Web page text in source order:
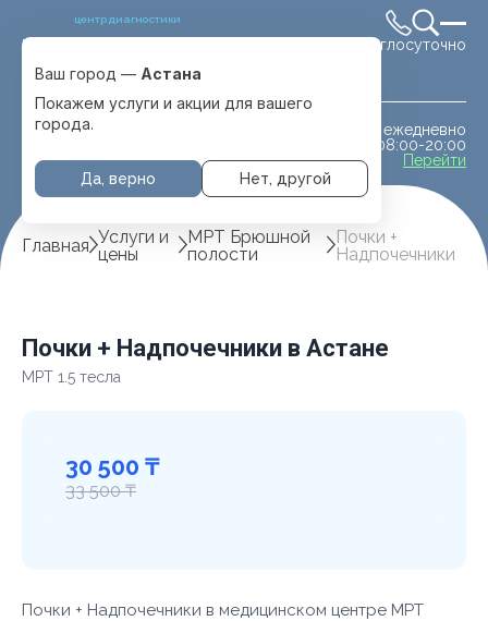
центр диагностики
Выбрать город
с. Отеген батыра
Круглосуточно
ежедневно
08:00-20:00
Перейти
Ваш город — Астана
Покажем услуги и акции для вашего
города.
Да, верно Нет, другой
Главная Услуги и
цены
МРТ Брюшной
полости
Почки +
Надпочечники
Почки + Надпочечники в Астане
МРТ 1.5 тесла
30 500 ₸
33 500 ₸
Почки + Надпочечники в медицинском центре МРТ